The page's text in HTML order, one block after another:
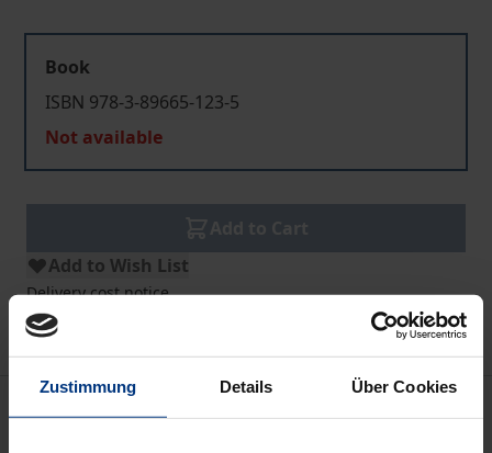
Zustimmung Details Über Cookies
Book
ISBN 978-3-89665-123-5
Not available
Add to Wish List
Delivery cost notice
Bibliographical data